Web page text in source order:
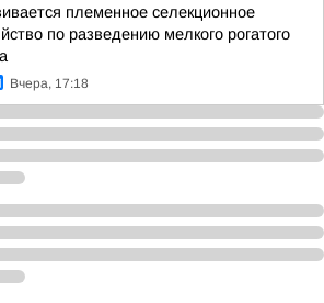
племенное селекционное
по разведению мелкого рогатого
Вчера, 17:18